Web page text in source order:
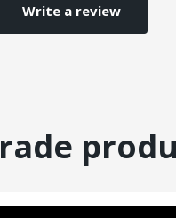
Write a review